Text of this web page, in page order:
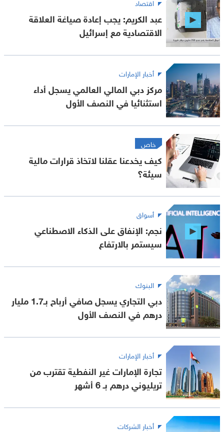
عبد الكريم: يجب إعادة صياغة العلاقة
الاقتصادية مع إسرائيل
أخبار الإمارات
مركز دبي المالي العالمي يسجل أداء
استثنائيا في النصف الأول
خاص
كيف يخدعنا عقلنا لاتخاذ قرارات مالية
سيئة؟
أسواق
نجم: الإنفاق على الذكاء الاصطناعي
سيستمر بالارتفاع
البنوك
دبي التجاري يسجل صافي أرباح بـ1.7 مليار
درهم في النصف الأول
أخبار الإمارات
تجارة الإمارات غير النفطية تقترب من
تريليوني درهم بـ 6 أشهر
أخبار الشركات